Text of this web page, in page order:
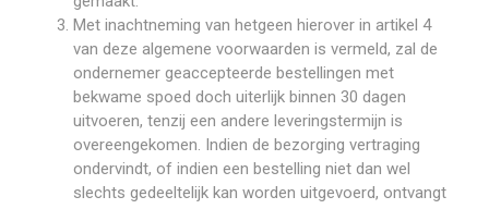
Met inachtneming van hetgeen hierover in artikel 4
van deze algemene voorwaarden is vermeld, zal de
ondernemer geaccepteerde bestellingen met
bekwame spoed doch uiterlijk binnen 30 dagen
uitvoeren, tenzij een andere leveringstermijn is
overeengekomen. Indien de bezorging vertraging
ondervindt, of indien een bestelling niet dan wel
slechts gedeeltelijk kan worden uitgevoerd, ontvangt